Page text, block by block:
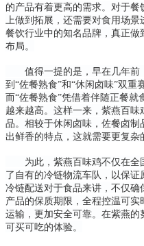
的产品有着更高的需求。对于
上做到拓展，还需要对食用场
餐饮行业中的知名品牌，真正做
布局。
值得一提的是，早在几年前
到“佐餐熟食”和“休闲卤味”双重
而“佐餐熟食”凭借着伴随正餐
越来越高。这样一来，紫燕百
品。相较于休闲卤味，佐餐卤
出鲜香的特点，这就需要更复杂
为此，紫燕百味鸡不仅在全
了自有的冷链物流车队，以保证
冷链配送对于食品来讲，不仅确
产品的保质期限，全程控温可
运输，更加安全可靠。在紫燕
可买可吃的体验。